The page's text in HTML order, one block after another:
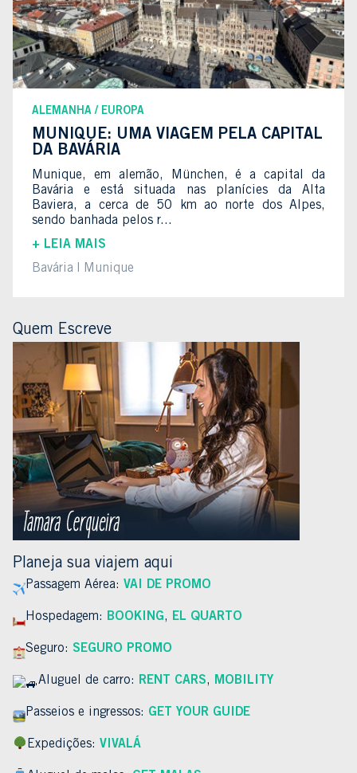
ALEMANHA EUROPA
MUNIQUE: UMA VIAGEM PELA CAPITAL
DA BAVÁRIA
Munique, em alemão, München, é a capital da
Bavária e está situada nas planícies da Alta
Baviera, a cerca de 50 km ao norte dos Alpes,
sendo banhada pelos r...
+ LEIA MAIS
Bavária
Munique
Quem Escreve
Planeja sua viajem aqui
Passagem Aérea: VAI DE PROMO
Hospedagem: BOOKING, EL QUARTO
Seguro: SEGURO PROMO
Aluguel de carro: RENT CARS, MOBILITY
Passeios e ingressos: GET YOUR GUIDE
Expedições:VIVALÁ